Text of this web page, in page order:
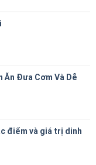
Ăn Đưa Cơm Và Dễ
điểm và giá trị dinh